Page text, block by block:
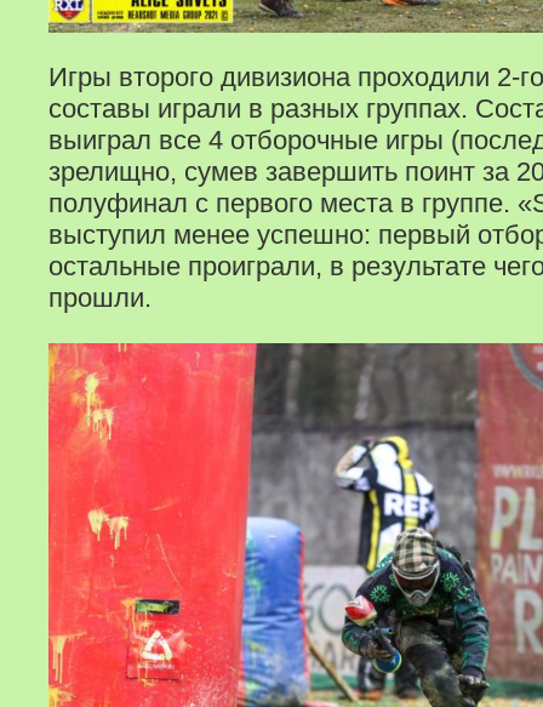
Игры второго дивизиона проходили 2-
составы играли в разных группах.
выиграл все 4 отборочные игры
зрелищно, сумев завершить поинт за
полуфинал с первого места в группе.
выступил менее успешно: первый
остальные проиграли, в результате
прошли.